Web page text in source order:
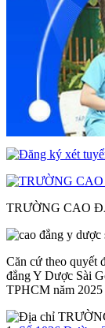
TRƯỜNG CAO
Căn cứ theo quyết
đẳng Y Dược Sài
TPHCM năm 2025